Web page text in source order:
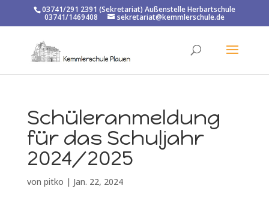
03741/291 2391 (Sekretariat) Außenstelle Herbartschule
03741/1469408 sekretariat@kemmlerschule.de
Schüleranmeldung
für das Schuljahr
2024/2025
von pitko | Jan. 22, 2024